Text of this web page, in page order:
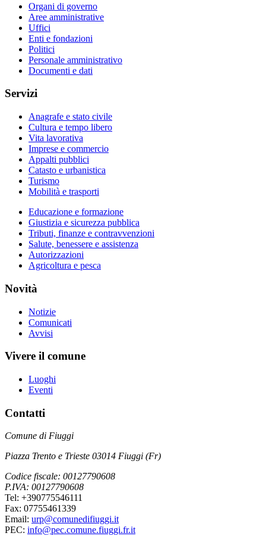
Organi di governo
Aree amministrative
Uffici
Enti e fondazioni
Politici
Personale amministrativo
Documenti e dati
Servizi
Anagrafe e stato civile
Cultura e tempo libero
Vita lavorativa
Imprese e commercio
Appalti pubblici
Catasto e urbanistica
Turismo
Mobilità e trasporti
Educazione e formazione
Giustizia e sicurezza pubblica
Tributi, finanze e contravvenzioni
Salute, benessere e assistenza
Autorizzazioni
Agricoltura e pesca
Novità
Notizie
Comunicati
Avvisi
Vivere il comune
Luoghi
Eventi
Contatti
Comune di Fiuggi
Piazza Trento e Trieste 03014 Fiuggi (Fr)
Codice fiscale: 00127790608
P.IVA: 00127790608
Tel: +390775546111
Fax: 07755461339
Email: urp@comunedifiuggi.it
PEC: info@pec.comune.fiuggi.fr.it